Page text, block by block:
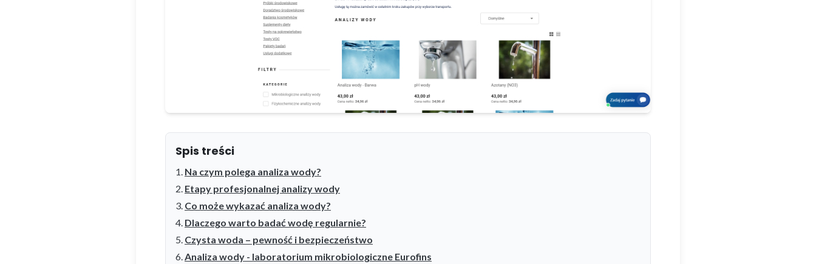
Spis treści
Na czym polega analiza wody?
Etapy profesjonalnej analizy wody
Co może wykazać analiza wody?
Dlaczego warto badać wodę regularnie?
Czysta woda – pewność i bezpieczeństwo
Analiza wody - laboratorium mikrobiologiczne Eurofins